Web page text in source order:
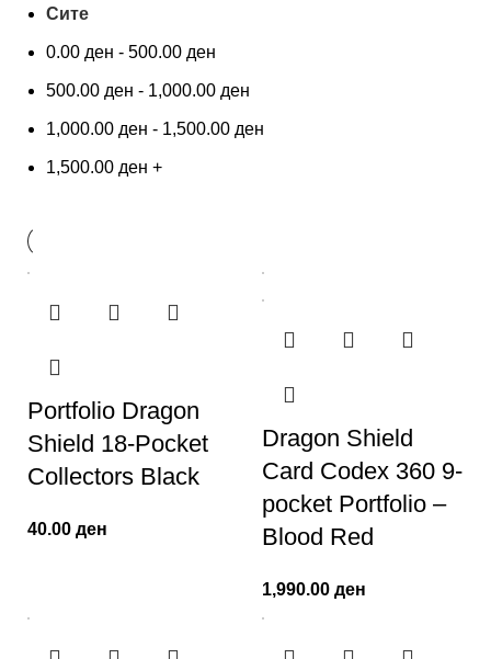
Сите
0.00 ден - 500.00 ден
500.00 ден - 1,000.00 ден
1,000.00 ден - 1,500.00 ден
1,500.00 ден +
Portfolio Dragon
Shield 18-Pocket
Collectors Black
40.00 ден
Dragon Shield
Card Codex 360 9-
pocket Portfolio –
Blood Red
1,990.00 ден